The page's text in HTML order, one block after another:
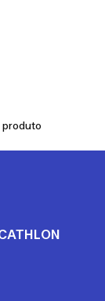
produto